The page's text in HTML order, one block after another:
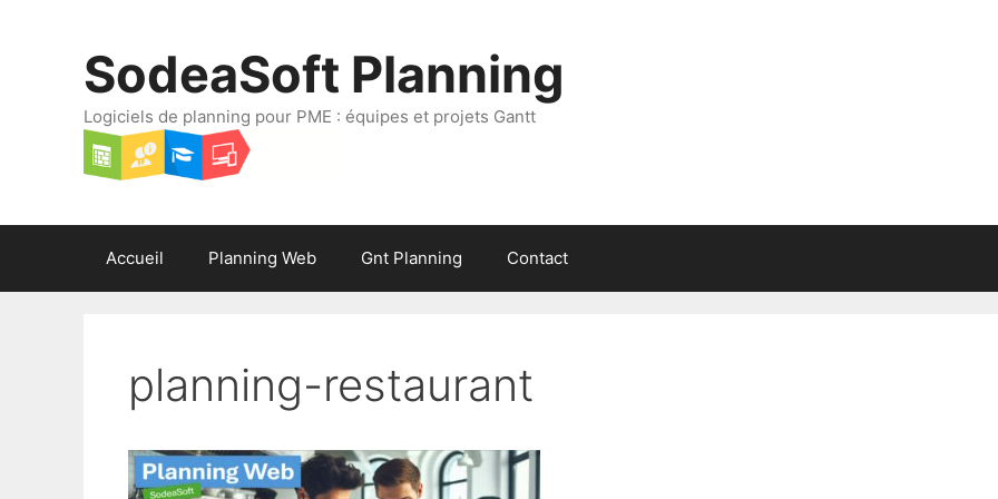
SodeaSoft Planning
Logiciels de planning pour PME : équipes et projets Gantt
Accueil Planning Web Gnt Planning Contact
planning-restaurant